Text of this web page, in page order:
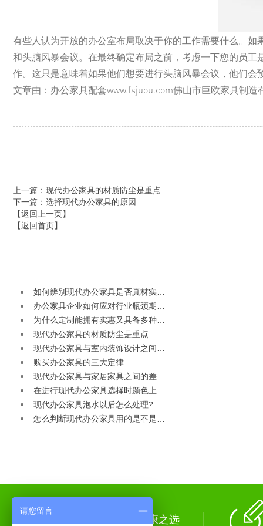
有些人认为开放的办公室布局取决于你的工作需要什么。
和头脑风暴会议。在最终确定布局之前，考虑一下您的员
作。这只是意味着如果他们想要进行头脑风暴会议，他们
文章由：办公家具配套www.fsjuou.com佛山市巨欧家具制
上一篇 ：现代办公家具的材质防尘是重点
下一篇 ：选择现代办公家具的原因
【返回上一页】
【返回首页】
如何辨别现代办公家具是否真材实…
办公家具企业如何应对行业瓶颈期…
为什么定制能拥有实惠又具备多种…
现代办公家具的材质防尘是重点
现代办公家具与室内装饰设计之间…
购买办公家具的三大定律
现代办公家具与家居家具之间的差…
在进行现代办公家具选择时颜色上…
现代办公家具泡水以后怎么处理?
怎么判断现代办公家具用的是不是…
绿色环保 健康之选
请您留言